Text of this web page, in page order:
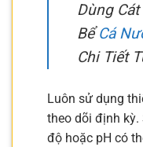
Dùng
BểCá
Chi Tiết
Luôn sử dụng
theo dõi định
độ hoặc pH có